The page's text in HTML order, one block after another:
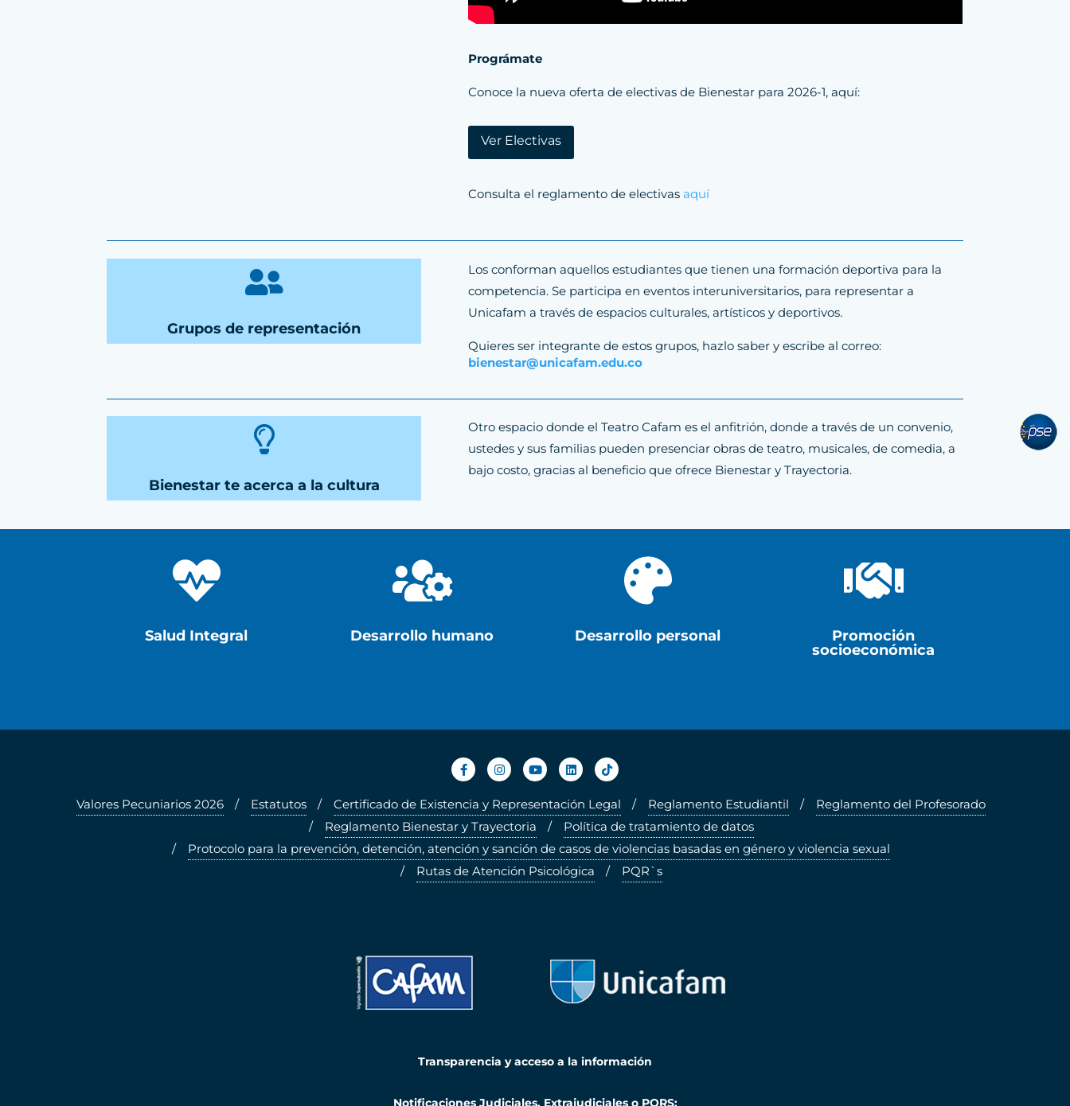
Prográmate
Conoce la nueva oferta de electivas de Bienestar para 2026-1, aquí:
Ver Electivas
Consulta el reglamento de electivas aquí

Grupos de representación
Los conforman aquellos estudiantes que tienen una formación deportiva para la
competencia. Se participa en eventos interuniversitarios, para representar a
Unicafam a través de espacios culturales, artísticos y deportivos.
Quieres ser integrante de estos grupos, hazlo saber y escribe al correo:
bienestar@unicafam.edu.co

Bienestar te acerca a la cultura
Otro espacio donde el Teatro Cafam es el anfitrión, donde a través de un convenio,
ustedes y sus familias pueden presenciar obras de teatro, musicales, de comedia, a
bajo costo, gracias al beneficio que ofrece Bienestar y Trayectoria.

Salud Integral

Desarrollo humano

Desarrollo personal

Promoción
socioeconómica
Valores Pecuniarios 2026 Estatutos Certificado de Existencia y Representación Legal Reglamento Estudiantil
Reglamento del Profesorado
Reglamento Bienestar y Trayectoria
Política de tratamiento de datos
Protocolo para la prevención, detención, atención y sanción de casos de violencias basadas en género y violencia sexual
Rutas de Atención Psicológica
PQR`s
Transparencia y acceso a la información
Notificaciones Judiciales, Extrajudiciales o PQRS: